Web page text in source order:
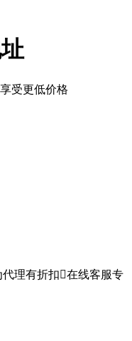
受更低价格
代理有折扣在线客服专